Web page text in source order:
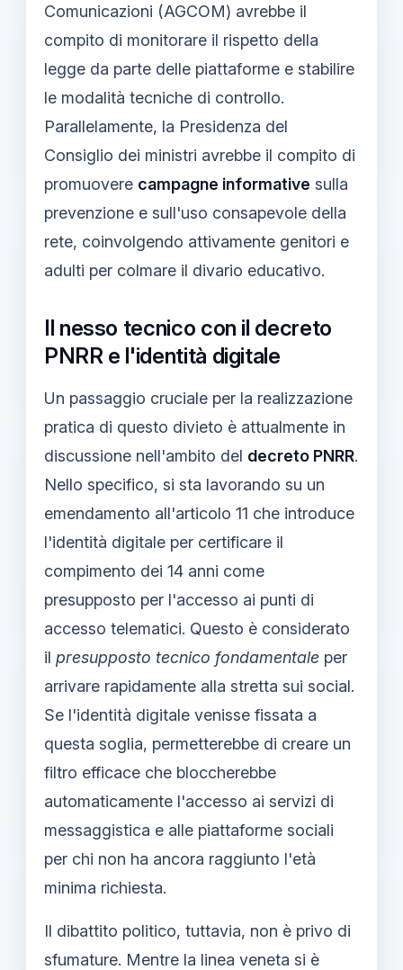
Comunicazioni (AGCOM) avrebbe il
compito di monitorare il rispetto della
legge da parte delle piattaforme e stabilire
le modalità tecniche di controllo.
Parallelamente, la Presidenza del
Consiglio dei ministri avrebbe il compito di
promuovere campagne informative sulla
prevenzione e sull'uso consapevole della
rete, coinvolgendo attivamente genitori e
adulti per colmare il divario educativo.
Il nesso tecnico con il decreto
PNRR e l'identità digitale
Un passaggio cruciale per la realizzazione
pratica di questo divieto è attualmente in
discussione nell'ambito del decreto PNRR.
Nello specifico, si sta lavorando su un
emendamento all'articolo 11 che introduce
l'identità digitale per certificare il
compimento dei 14 anni come
presupposto per l'accesso ai punti di
accesso telematici. Questo è considerato
il presupposto tecnico fondamentale per
arrivare rapidamente alla stretta sui social.
Se l'identità digitale venisse fissata a
questa soglia, permetterebbe di creare un
filtro efficace che bloccherebbe
automaticamente l'accesso ai servizi di
messaggistica e alle piattaforme sociali
per chi non ha ancora raggiunto l'età
minima richiesta.
Il dibattito politico, tuttavia, non è privo di
sfumature. Mentre la linea veneta si è